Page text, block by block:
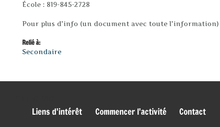
École : 819-845-2728
Pour plus d'info (un document avec toute
Relié à:
Secondaire
Liens d'intérêt Commencer l'activité Contact